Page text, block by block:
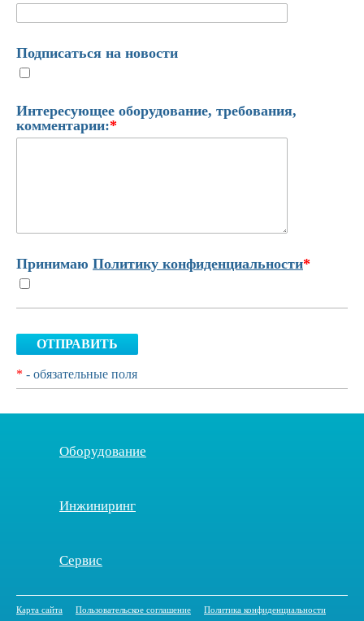
Подписаться на новости
Интересующее оборудование, требования,
комментарии:*
Принимаю Политику конфиденциальности*
ОТПРАВИТЬ
* - обязательные поля
Оборудование
Инжиниринг
Сервис
Карта сайта Пользовательское соглашение Политика конфиденциальности